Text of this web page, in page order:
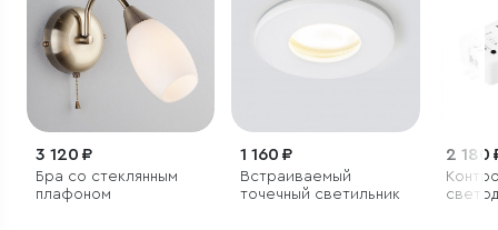
3 120 ₽
Бра со стеклянным
плафоном
1 160 ₽
Встраиваемый
точечный светильник
2 180